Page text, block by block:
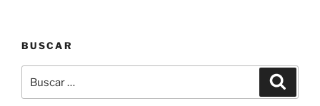
BUSCAR
por: